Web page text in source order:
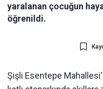
yaralanan çocuğun
öğrenildi.
Şişli Esentepe